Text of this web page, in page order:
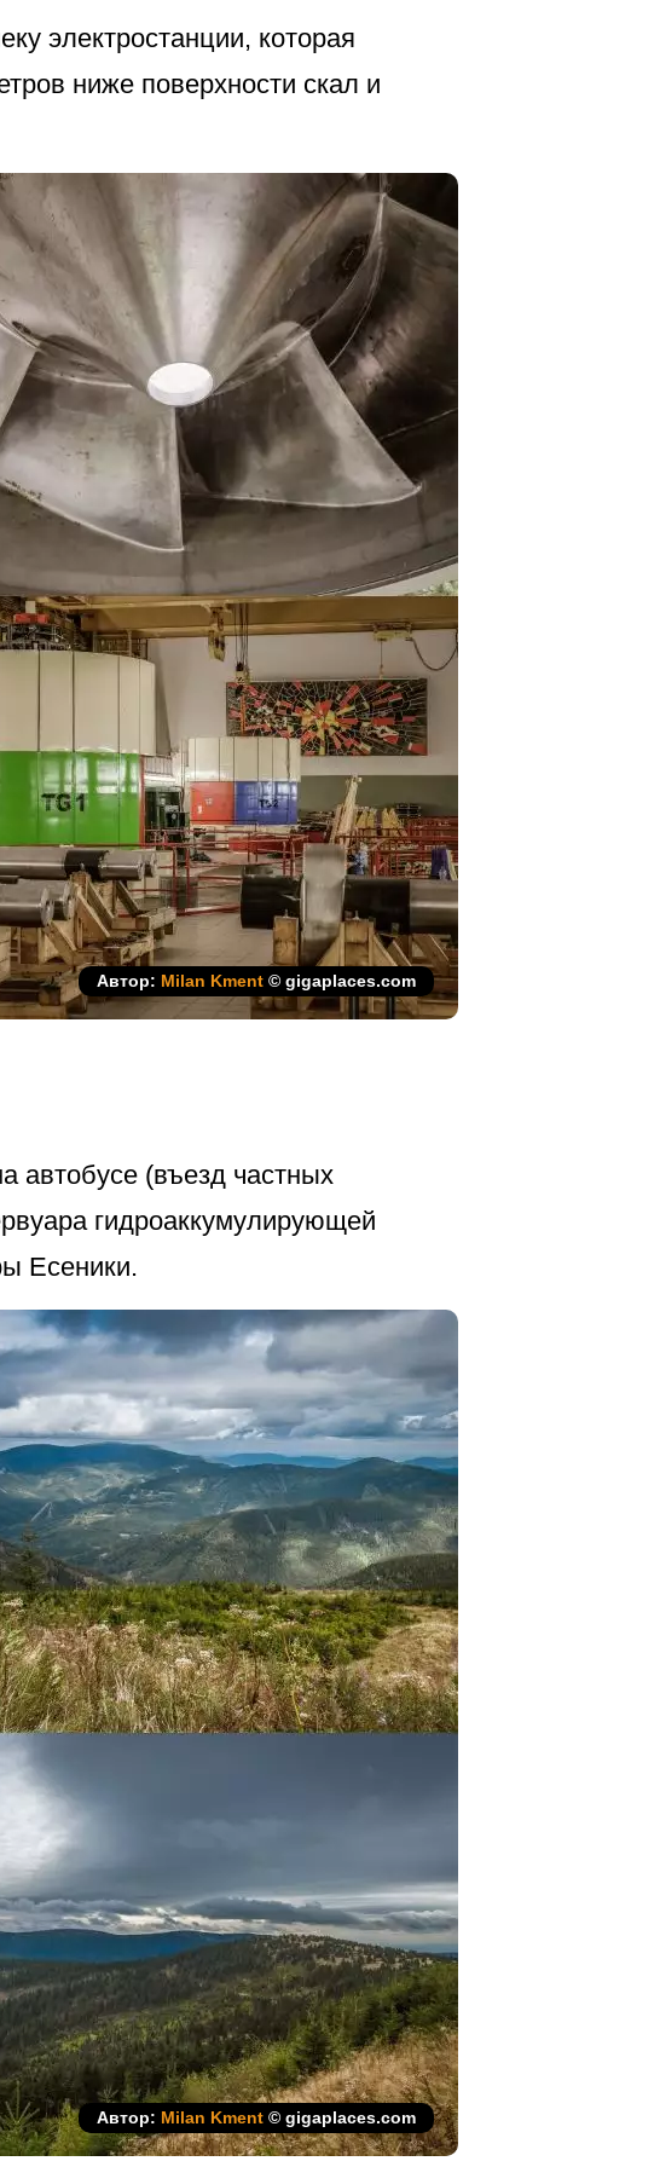
электростанции, которая
ниже поверхности скал и
Автор: Milan Kment © gigaplaces.com
автобусе (въезд частных
гидроаккумулирующей
Есеники.
Автор: Milan Kment © gigaplaces.com